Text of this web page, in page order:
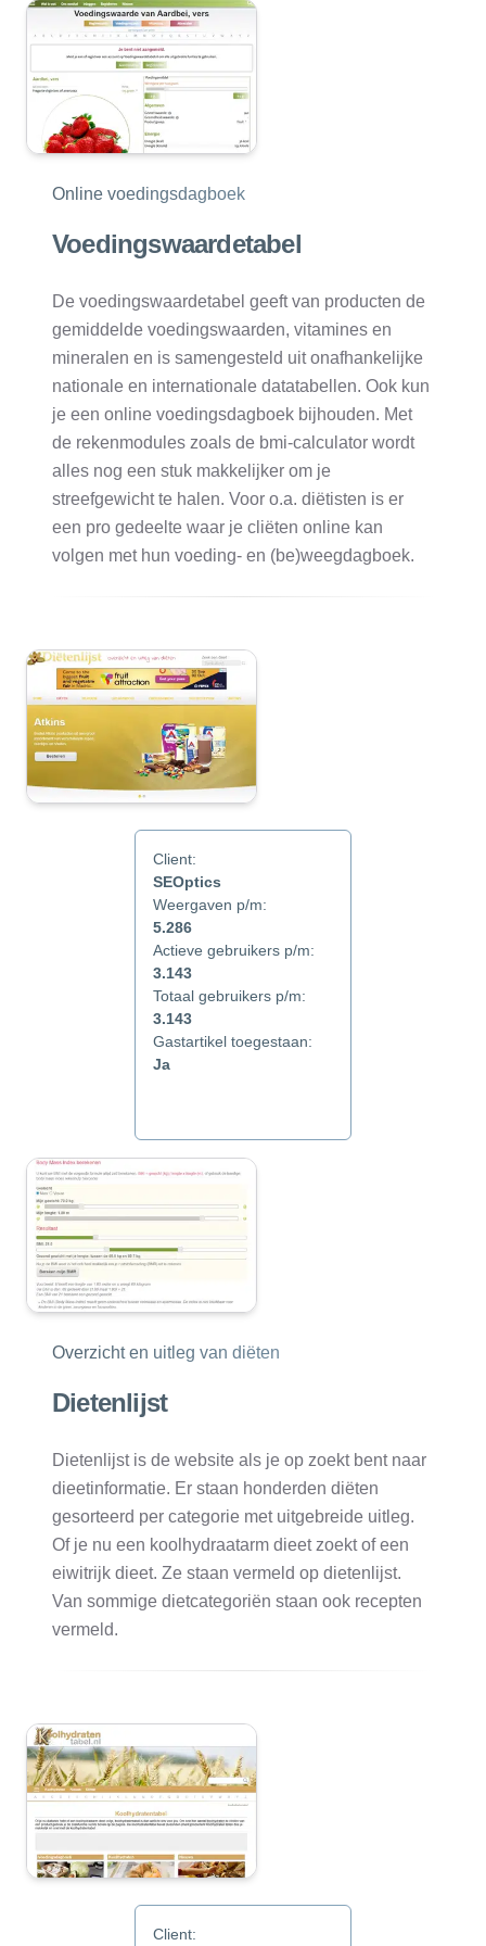
Online voedingsdagboek
Voedingswaardetabel
De voedingswaardetabel geeft van producten de
gemiddelde voedingswaarden, vitamines en
mineralen en is samengesteld uit onafhankelijke
nationale en internationale datatabellen. Ook kun
je een online voedingsdagboek bijhouden. Met
de rekenmodules zoals de bmi-calculator wordt
alles nog een stuk makkelijker om je
streefgewicht te halen. Voor o.a. diëtisten is er
een pro gedeelte waar je cliëten online kan
volgen met hun voeding- en (be)weegdagboek.
Client:
SEOptics
Weergaven p/m:
5.286
Actieve gebruikers p/m:
3.143
Totaal gebruikers p/m:
3.143
Gastartikel toegestaan:
Ja
Overzicht en uitleg van diëten
Dietenlijst
Dietenlijst is de website als je op zoekt bent naar
dieetinformatie. Er staan honderden diëten
gesorteerd per categorie met uitgebreide uitleg.
Of je nu een koolhydraatarm dieet zoekt of een
eiwitrijk dieet. Ze staan vermeld op dietenlijst.
Van sommige dietcategoriën staan ook recepten
vermeld.
Client: